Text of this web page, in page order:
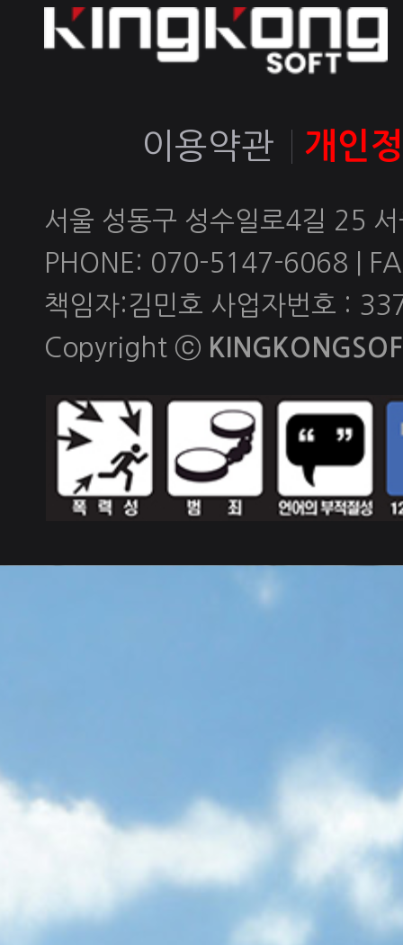
이용약관 개인
서울 성동구 성수일로4길 25
PHONE: 070-5147-6068 |
책임자:김민호 사업자번호 :
Copyright ⓒ